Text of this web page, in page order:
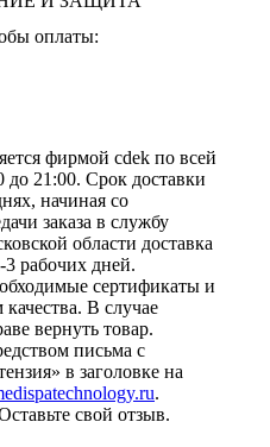
оплаты:
фирмой cdek по всей
до 21:00. Срок доставки
начиная со
заказа в службу
области доставка
3 рабочих дней.
сертификаты и
В случае
вернуть товар.
письма с
в заголовке на
.
свой отзыв.